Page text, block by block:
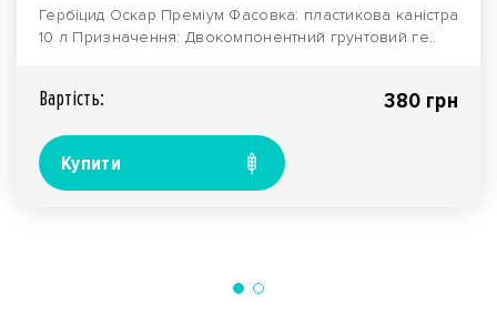
Гербіцид Оскар Преміум Фасовка: пластикова каністра
10 л Призначення: Двокомпонентний грунтовий ге..
Вартiсть: 380 грн
Купити